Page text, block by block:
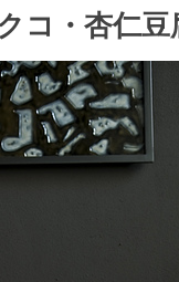
コ・杏仁